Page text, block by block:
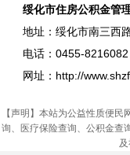
绥化市住房公积金管
地址：绥化市南三西
电话：0455-8216082
网址：http://
【声明】本站为公益性质便
询、医疗保险查询、公积金查